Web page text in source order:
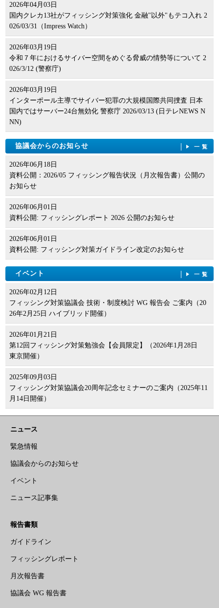
2026年04月03日
国内クレカ13社がフィッシング対策強化 金融"以外"もテコ入れ 2
026/03/31（Impress Watch）
2026年03月19日
令和７年におけるサイバー空間をめぐる脅威の情勢等について 2
026/3/12 (警察庁)
2026年03月19日
インターポール主導でサイバー犯罪の大規模国際共同捜査 日本
国内ではサーバー24台無効化 警察庁 2026/03/13 (日テレNEWS N
NN)
協議会からのお知らせ 一覧
2026年06月18日
資料公開：2026/05 フィッシング報告状況（月次報告書）公開の
お知らせ
2026年06月01日
資料公開: フィッシングレポート 2026 公開のお知らせ
2026年06月01日
資料公開: フィッシング対策ガイドライン改定のお知らせ
イベント 一覧
2026年02月12日
フィッシング対策協議会 技術・制度検討 WG 報告会 ご案内（20
26年2月25日 ハイブリッド開催）
2026年01月21日
第12回フィッシング対策勉強会【会員限定】（2026年1月28日
東京開催）
2025年09月03日
フィッシング対策協議会20周年記念セミナーのご案内（2025年11
月14日開催）
ニュース
緊急情報
協議会からのお知らせ
イベント
ニュース記事集
報告書類
ガイドライン
フィッシングレポート
月次報告書
協議会 WG 報告書